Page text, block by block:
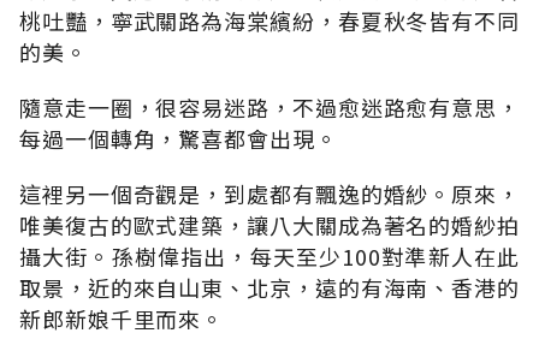
桃吐豔，寧武關路為海棠繽紛，春夏秋冬皆有不同
的美。
隨意走一圈，很容易迷路，不過愈迷路愈有意思，
每過一個轉角，驚喜都會出現。
這裡另一個奇觀是，到處都有飄逸的婚紗。原來，
唯美復古的歐式建築，讓八大關成為著名的婚紗拍
攝大街。孫樹偉指出，每天至少100對準新人在此
取景，近的來自山東、北京，遠的有海南、香港的
新郎新娘千里而來。